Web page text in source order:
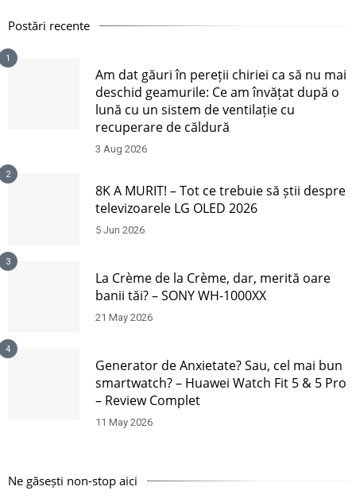
Postări recente
1
Am dat găuri în pereții chiriei ca să nu mai
deschid geamurile: Ce am învățat după o
lună cu un sistem de ventilație cu
recuperare de căldură
3 Aug 2026
2
8K A MURIT! – Tot ce trebuie să știi despre
televizoarele LG OLED 2026
5 Jun 2026
3
La Crème de la Crème, dar, merită oare
banii tăi? – SONY WH-1000XX
21 May 2026
4
Generator de Anxietate? Sau, cel mai bun
smartwatch? – Huawei Watch Fit 5 & 5 Pro
– Review Complet
11 May 2026
Ne găsești non-stop aici